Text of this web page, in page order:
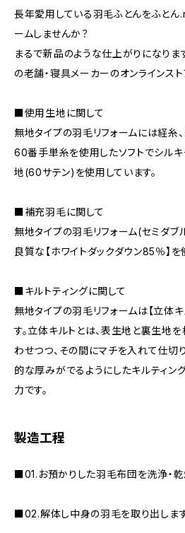
長年愛用している羽毛ふとんをふとん
ームしませんか？
まるで新品のような仕上がりになり
の老舗・寝具メーカーのオンラインスト
■使用生地に関して
無地タイプの羽毛リフォームには経糸
60番手単糸を使用したソフトでシル
地(60サテン)を使用しています。
■補充羽毛に関して
無地タイプの羽毛リフォーム(セミダ
良質な【ホワイトダックダウン85％】を
■キルトティングに関して
無地タイプの羽毛リフォームは【立体キ
す。立体キルトとは、表生地と裏生地
わせつつ、その間にマチを入れて仕切
的な厚みがでるようにしたキルティン
力です。
製造工程
■01.お預かりした羽毛布団を洗浄・乾
■02.解体し中身の羽毛を取り出します